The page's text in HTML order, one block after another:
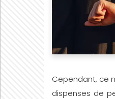
Cependant, ce
dispenses de